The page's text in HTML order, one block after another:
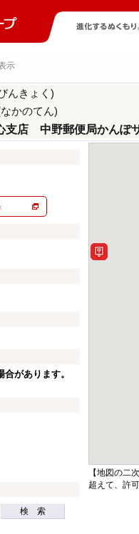
示
んきょく)
かのてん)
店 中野郵便局かんぽ
があります。
検 索
【地図の二
超えて、許